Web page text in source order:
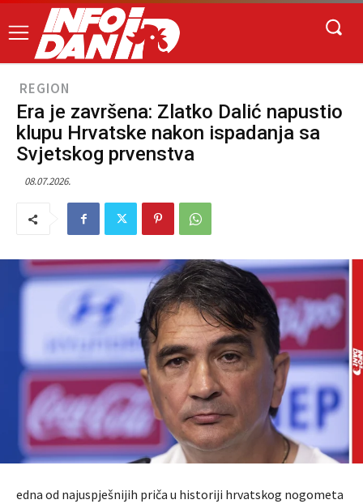
REGION
Era je završena: Zlatko Dalić napustio
klupu Hrvatske nakon ispadanja sa
Svjetskog prvenstva
08.07.2026.
edna od najuspješnijih priča u historiji hrvatskog nogometa